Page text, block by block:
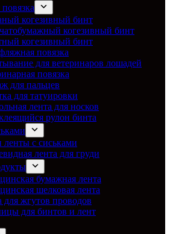
когезивный бинт
когезивный бинт
когезивный бинт
повязка
для ветеринаров лошадей
повязка
для пальцев
для татуировки
лента для носков
рулон бинта
ленты с сиськами
лента для груди
бумажная лента
шелковая лента
для жгутов проводов
для бинтов и лент